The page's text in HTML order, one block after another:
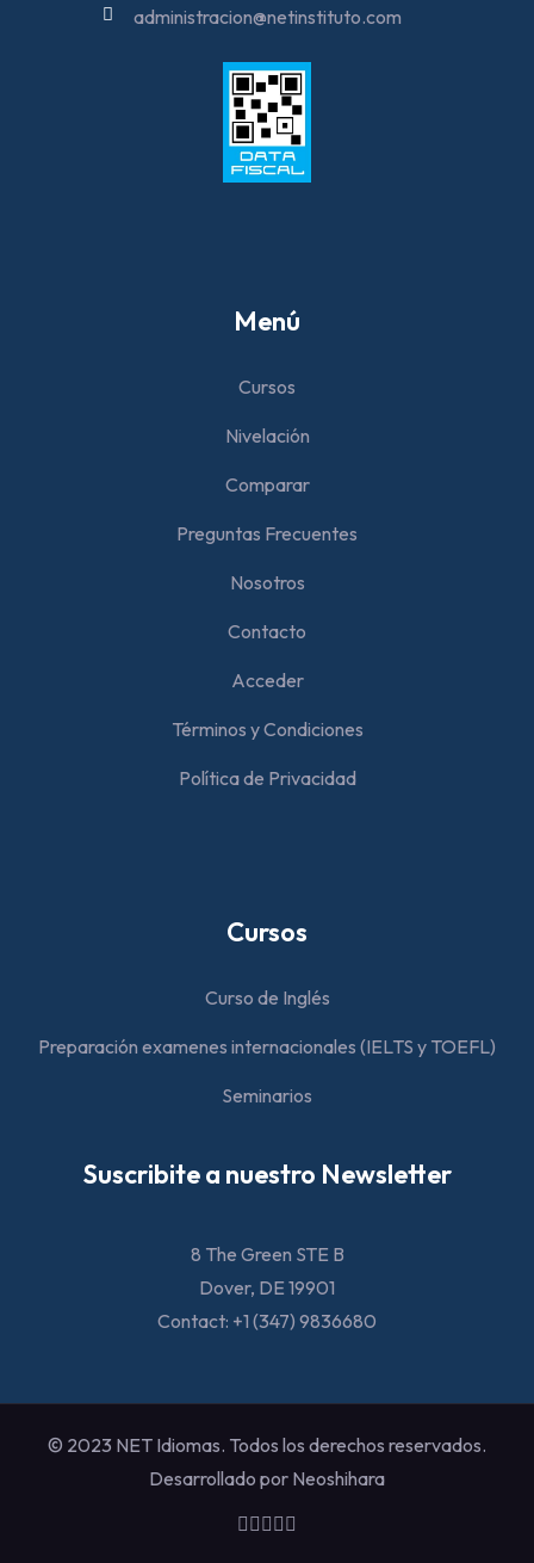
administracion@netinstituto.com
Menú
Cursos
Nivelación
Comparar
Preguntas Frecuentes
Nosotros
Contacto
Acceder
Términos y Condiciones
Política de Privacidad
Cursos
Curso de Inglés
Preparación examenes internacionales (IELTS y TOEFL)
Seminarios
Suscribite a nuestro Newsletter
8 The Green STE B
Dover, DE 19901
Contact: +1 (347) 9836680
© 2023 NET Idiomas. Todos los derechos reservados.
Desarrollado por Neoshihara